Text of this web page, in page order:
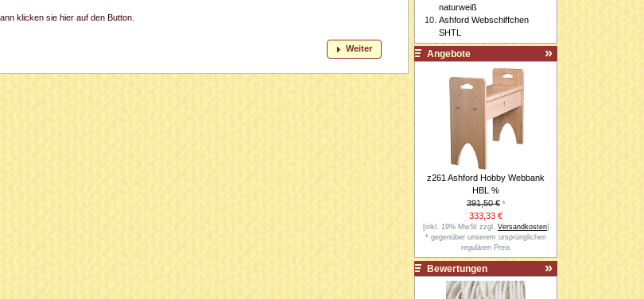
klicken sie hier auf den Button.
Weiter
naturweiß
Ashford Webschiffchen
SHTL
Angebote
z261 Ashford Hobby Webbank
HBL %
391,50 €*
333,33 €
[inkl. 19% MwSt zzgl. Versandkosten]
* gegenüber unserem ursprünglichen
regulären Preis
Bewertungen